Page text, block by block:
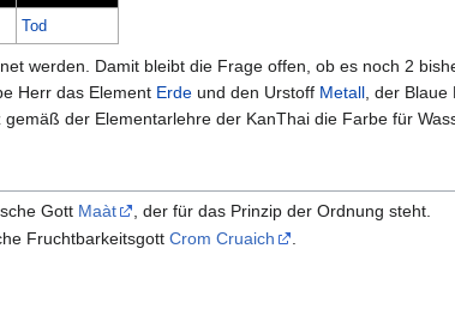
Tod
werden. Damit bleibt die Frage offen, ob es noch 2
Herr das Element Erde und den Urstoff Metall , der Blaue
der Elementarlehre der KanThai die Farbe für
Gott Maàt
, der für das Prinzip der Ordnung steht.
FruchtbarkeitsgottCrom Cruaich